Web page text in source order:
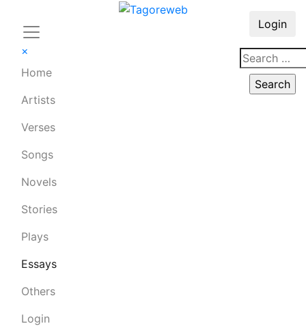
×
Home
Artists
Verses
Songs
Novels
Stories
Plays
Essays
Others
Login
Login